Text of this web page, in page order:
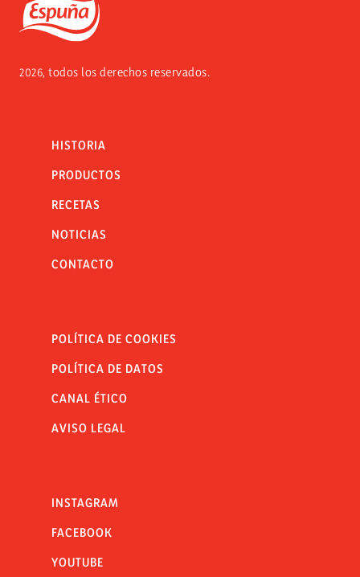
Espuña
2026, todos los derechos reservados.
HISTORIA
PRODUCTOS
RECETAS
NOTICIAS
CONTACTO
POLÍTICA DE COOKIES
POLÍTICA DE DATOS
CANAL ÉTICO
AVISO LEGAL
INSTAGRAM
FACEBOOK
YOUTUBE